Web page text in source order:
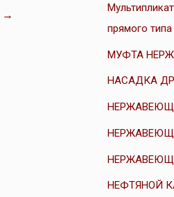
→
прямого типа
МУФТА
НАСАДКА
НЕФТЯНОЙ